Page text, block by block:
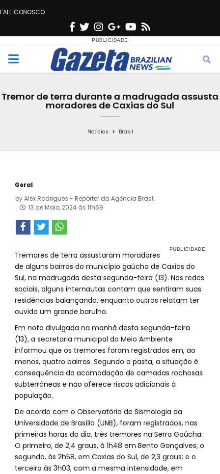
FALE CONOSCO
F
c
e
o
T
w
i
t
e
n
s
t
g
r
a
G
o
o
g
e
Y
u
t
b
s
M
Tremor de terra durante a madrugada assusta
moradores de Caxias do Sul
Notícias Brasil
Geral
byAlex Rodrigues - Repórter da Agência Brasil
13 de Maio, 2024 às 11h59
Tremores de terra assustaram moradores
de alguns bairros do município gaúcho de Caxias do
Sul, na madrugada desta segunda-feira (13). Nas redes
sociais, alguns internautas contam que sentiram suas
residências balançando, enquanto outros relatam ter
ouvido um grande barulho.
Em nota divulgada na manhã desta segunda-feira
(13), a secretaria municipal do Meio Ambiente
informou que os tremores foram registrados em, ao
menos, quatro bairros. Segundo a pasta, a situação é
consequência da acomodação de camadas rochosas
subterrâneas e não oferece riscos adicionais à
população.
De acordo com o Observatório de Sismologia da
Universidade de Brasília (UNB), foram registrados, nas
primeiras horas do dia, três tremores na Serra Gaúcha.
O primeiro, de 2,4 graus, à 1h48 em Bento Gonçalves; o
segundo, às 2h58, em Caxias do Sul, de 2,3 graus; e o
terceiro às 3h03, com a mesma intensidade, em